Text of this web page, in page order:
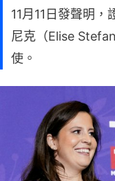
11月11日發聲明
尼克（Elise
使。